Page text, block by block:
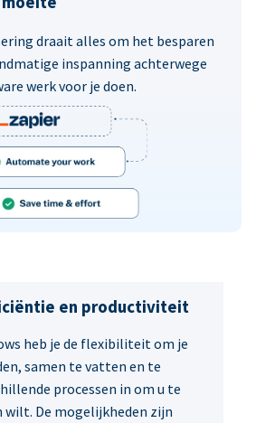
draait alles om het besparen
inspanning achterwege
werk voor je doen.
en productiviteit
heb je de flexibiliteit om je
samen te vatten en te
processen in om u te
wilt. De mogelijkheden zijn